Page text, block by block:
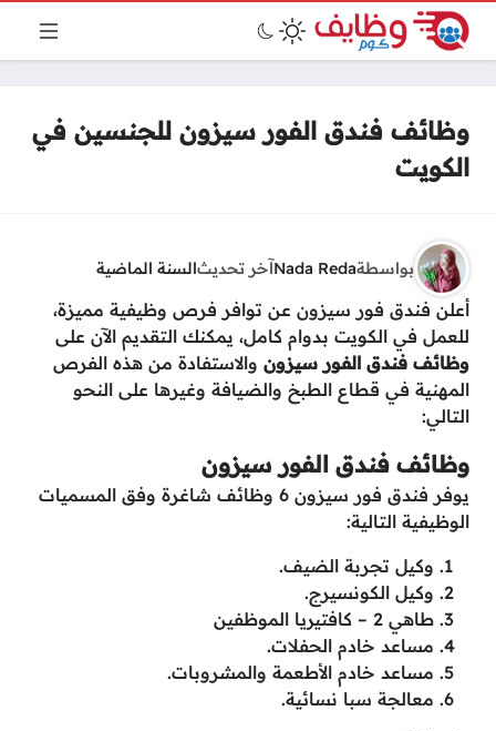
وظائف فندق الفور سيزون للجنسين في
الكويت
بواسطةNada Redaآخر تحديثالسنة الماضية
أعلن فندق فور سيزون عن توافر فرص وظيفية مميزة،
للعمل في الكويت بدوام كامل، يمكنك التقديم الآن على
وظائف فندق الفور سيزون والاستفادة من هذه الفرص
المهنية في قطاع الطبخ والضيافة وغيرها على النحو
التالي:
وظائف فندق الفور سيزون
يوفر فندق فور سيزون 6 وظائف شاغرة وفق المسميات
الوظيفية التالية:
وكيل تجربة الضيف.
وكيل الكونسيرج.
طاهي 2 – كافتيريا الموظفين
مساعد خادم الحفلات.
مساعد خادم الأطعمة والمشروبات.
معالجة سبا نسائية.